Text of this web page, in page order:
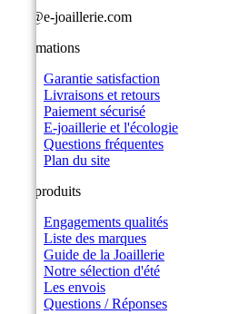
info@e-joaillerie.com
Informations
Garantie satisfaction
Livraisons et retours
Paiement sécurisé
E-joaillerie et l'écologie
Questions fréquentes
Plan du site
Nos produits
Engagements qualités
Liste des marques
Guide de la Joaillerie
Notre sélection d'été
Les envois
Questions / Réponses